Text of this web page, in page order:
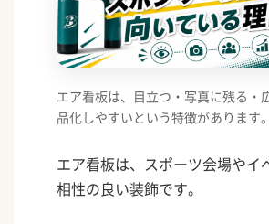
エア看板は、目立つ・写真に残る・
品化しやすいという特徴があります。
エア看板は、スポーツ会場やイ
相性の良い装飾です。